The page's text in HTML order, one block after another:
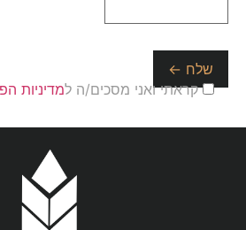
קראתי ואני מסכים/ה למדיניות